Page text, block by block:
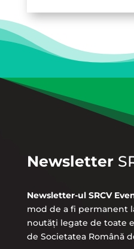
Newsletter
Newsletter-ul SRCV
mod de a fi permanent
noutăți legate de toate
de Societatea Română